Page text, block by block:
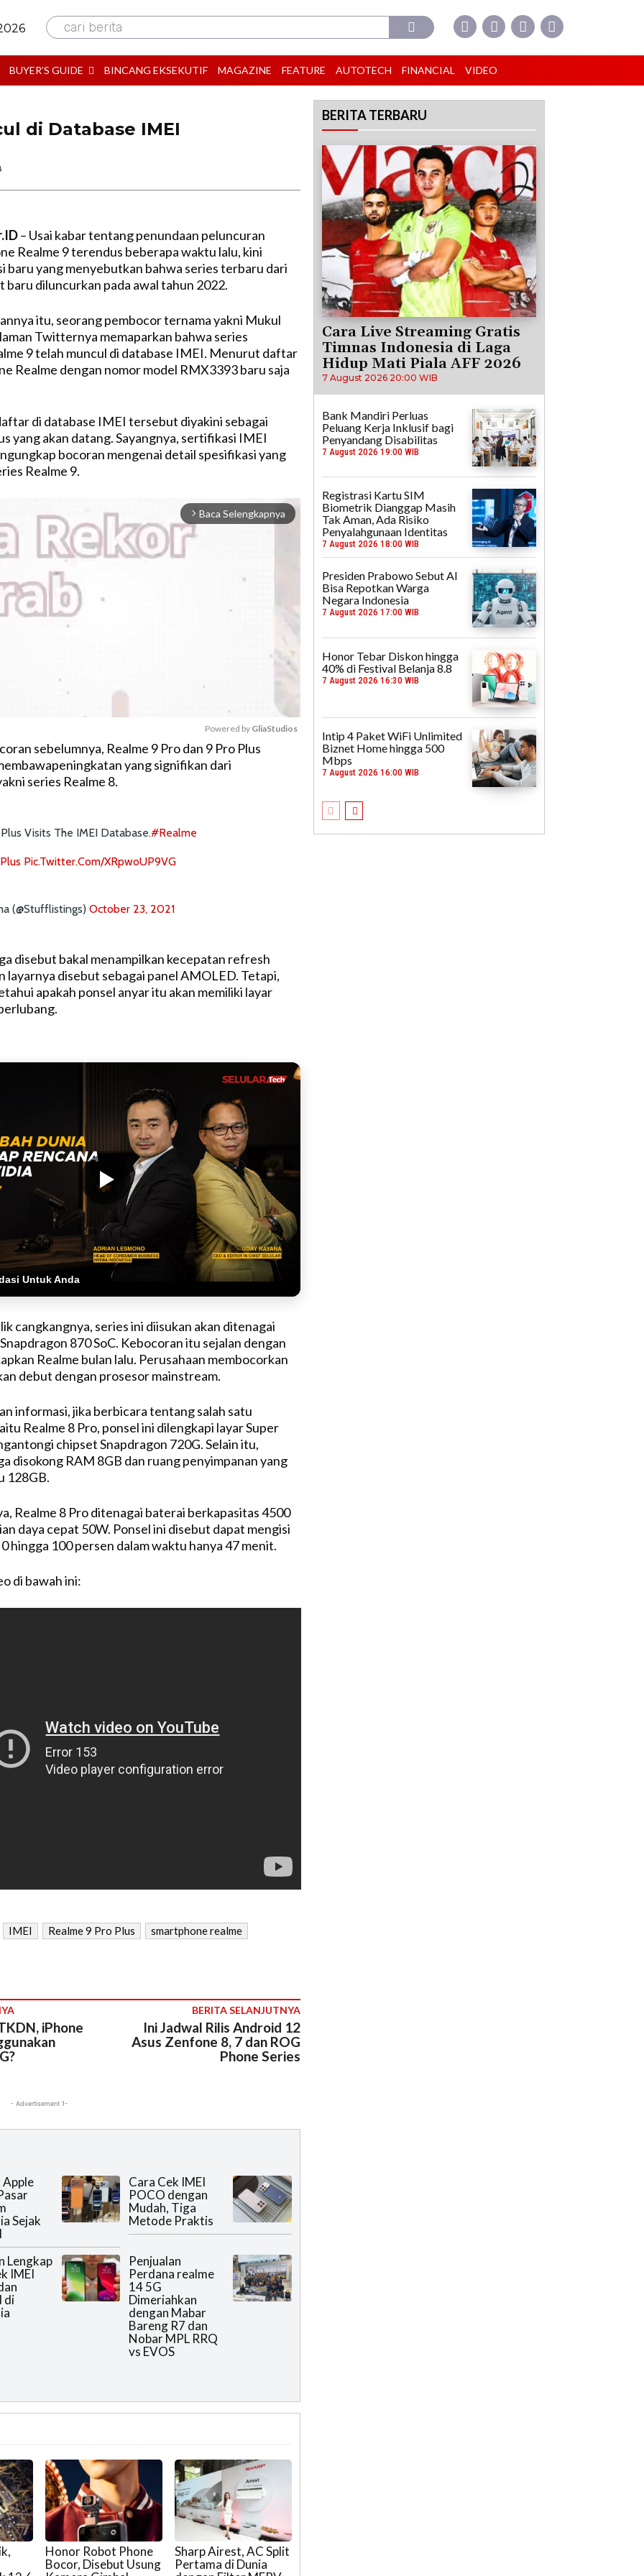
cari berita
BUYER’S GUIDE BINCANG EKSEKUTIF MAGAZINE FEATURE AUTOTECH FINANCIAL VIDEO
di Database IMEI
– Usai kabar tentang penundaan peluncuran
Realme 9 terendus beberapa waktu lalu, kini
baru yang menyebutkan bahwa series terbaru dari
baru diluncurkan pada awal tahun 2022.
itu, seorang pembocor ternama yakni Mukul
Twitternya memaparkan bahwa series
9 telah muncul di database IMEI. Menurut daftar
Realme dengan nomor model RMX3393 baru saja
di database IMEI tersebut diyakini sebagai
yang akan datang. Sayangnya, sertifikasi IMEI
bocoran mengenai detail spesifikasi yang
Realme 9.
arrow_forward_ios Baca Selengkapnya
M
Powered by GliaStudios
sebelumnya, Realme 9 Pro dan 9 Pro Plus
yang signifikan dari
series Realme 8.
Visits The IMEI Database.#Realme
Pic.twitter.com/XRpwoUP9VG
(@stufflistings) October 23, 2021
disebut bakal menampilkan kecepatan refresh
layarnya disebut sebagai panel AMOLED. Tetapi,
apakah ponsel anyar itu akan memiliki layar
Untuk Anda
cangkangnya, series ini diisukan akan ditenagai
870 SoC. Kebocoran itu sejalan dengan
Realme bulan lalu. Perusahaan membocorkan
debut dengan prosesor mainstream.
informasi, jika berbicara tentang salah satu
Realme 8 Pro, ponsel ini dilengkapi layar Super
chipset Snapdragon 720G. Selain itu,
disokong RAM 8GB dan ruang penyimpanan yang
128GB.
Realme 8 Pro ditenagai baterai berkapasitas 4500
daya cepat 50W. Ponsel ini disebut dapat mengisi
hingga 100 persen dalam waktu hanya 47 menit.
di bawah ini:
IMEI Realme 9 Pro Plus smartphone realme
iPhone
BERITA SELANJUTNYA
Ini Jadwal Rilis Android 12
Asus Zenfone 8, 7 dan ROG
Phone Series
- Advertisement 1-
Apple
Sejak
Cara Cek IMEI
POCO dengan
Mudah, Tiga
Metode Praktis
Lengkap
IMEI
di
Penjualan
Perdana realme
14 5G
Dimeriahkan
dengan Mabar
Bareng R7 dan
Nobar MPL RRQ
vs EVOS
Honor Robot Phone
Bocor, Disebut Usung
Sharp Airest, AC Split
Pertama di Dunia
BERITA TERBARU
Cara Live Streaming Gratis
Timnas Indonesia di Laga
Hidup Mati Piala AFF 2026
7 August 2026 20:00 WIB
Bank Mandiri Perluas
Peluang Kerja Inklusif bagi
Penyandang Disabilitas
7 August 2026 19:00 WIB
Registrasi Kartu SIM
Biometrik Dianggap Masih
Tak Aman, Ada Risiko
Penyalahgunaan Identitas
7 August 2026 18:00 WIB
Presiden Prabowo Sebut AI
Bisa Repotkan Warga
Negara Indonesia
7 August 2026 17:00 WIB
Honor Tebar Diskon hingga
40% di Festival Belanja 8.8
7 August 2026 16:30 WIB
Intip 4 Paket WiFi Unlimited
Biznet Home hingga 500
Mbps
7 August 2026 16:00 WIB